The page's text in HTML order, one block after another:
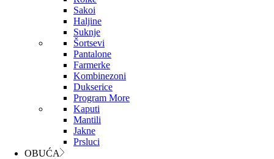
Sakoi
Haljine
Suknje
Šortsevi
Pantalone
Farmerke
Kombinezoni
Dukserice
Program More
Kaputi
Mantili
Jakne
Prsluci
OBUĆA